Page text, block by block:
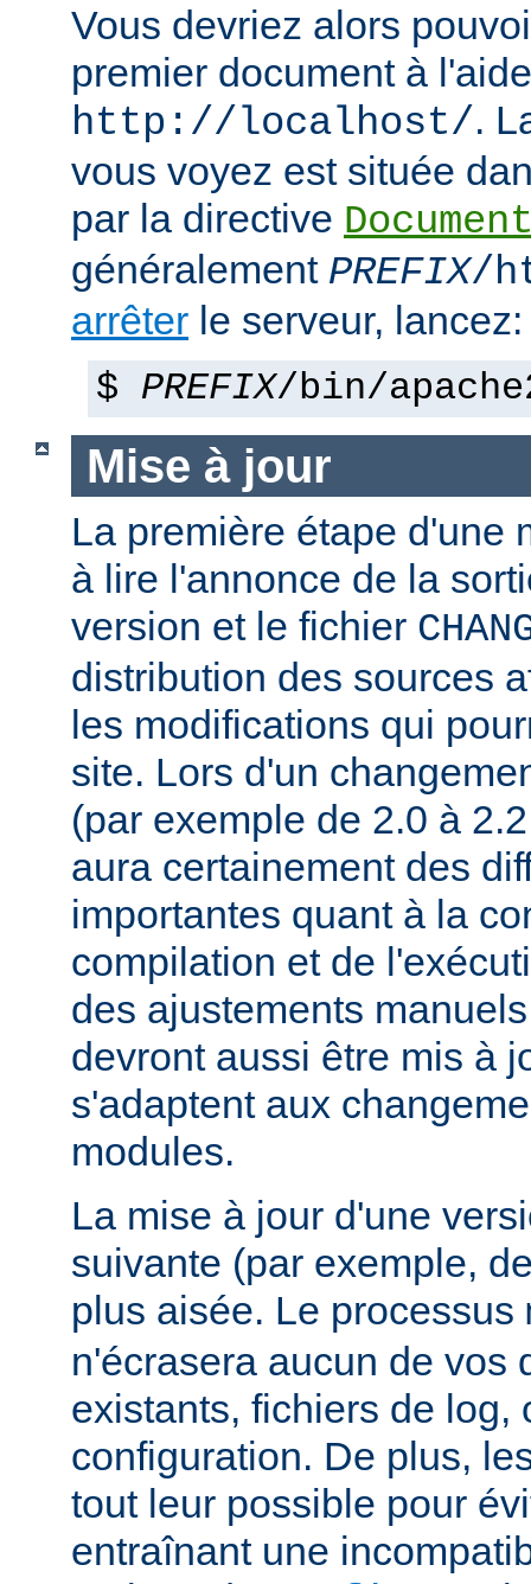
Vous devriez alors
premier document à
http://localhost/.
vous voyez est située
par la directive
généralement PREFIX/
arrêter le serveur, lancez:
$ PREFIX/bin/
Mise à jour
La première étape d'une
à lire l'annonce de la
version et le fichier
distribution des sources
les modifications qui
site. Lors d'un
(par exemple de 2.0 à
aura certainement des
importantes quant à la
compilation et de
des ajustements
devront aussi être mis à
s'adaptent aux
modules.
La mise à jour d'une
suivante (par exemple,
plus aisée. Le processus
n'écrasera aucun de vos
existants, fichiers de log,
configuration. De plus,
tout leur possible pour
entraînant une